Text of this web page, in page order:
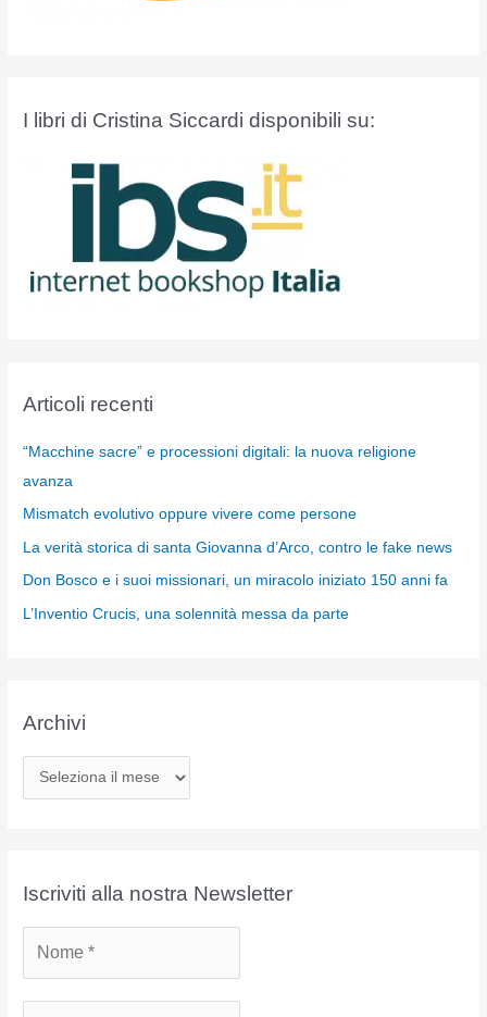
I libri di Cristina Siccardi disponibili su:
Articoli recenti
“Macchine sacre” e processioni digitali: la nuova religione
avanza
Mismatch evolutivo oppure vivere come persone
La verità storica di santa Giovanna d’Arco, contro le fake news
Don Bosco e i suoi missionari, un miracolo iniziato 150 anni fa
L’Inventio Crucis, una solennità messa da parte
Archivi
r
iIscriviti alla nostra Newsletter